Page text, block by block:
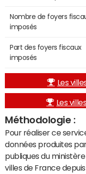
Nombre de foyers
imposés
Part des foyers fiscaux
imposés
Les
Les
Méthodologie :
Pour réaliser ce
données produites
publiques du
villes de France